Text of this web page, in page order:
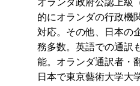
オランダ政府公認上級
的にオランダの行政機
対応。その他、日本の
務多数。英語での通訳
能。オランダ通訳者・
日本で東京藝術大学大